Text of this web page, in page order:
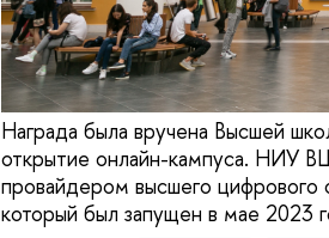
Награда была вручена Высшей
открытие онлайн-кампуса. НИУ
провайдером высшего цифрового
который был запущен в мае 2023